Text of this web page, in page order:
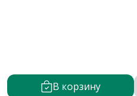
В корзину